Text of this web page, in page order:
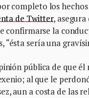
completo los
de Twitter,
confirmarse la
“ésta sería una
pública de que
al que le
aun a costa de las